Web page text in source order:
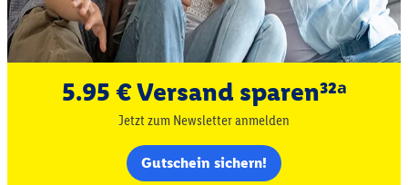
5.95 € Versand sparen³²ᵃ
Jetzt zum Newsletter anmelden
Gutschein sichern!